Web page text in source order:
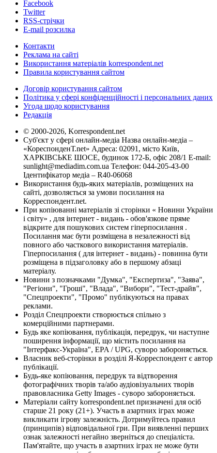
Facebook
Twitter
RSS-стрічки
E-mail розсилка
Контакти
Реклама на сайті
Використання матеріалів korrespondent.net
Правила користування сайтом
Договір користування сайтом
Політика у сфері конфіденційності і персональних даних
Угода щодо користування
Редакція
© 2000-2026, Korrespondent.net
Суб'єкт у сфері онлайн-медіа Назва онлайн-медіа –
«КореспонденТ.net» Адреса: 02091, місто Київ,
ХАРКІВСЬКЕ ШОСЕ, будинок 172-Б, офіс 208/1 E-mail:
sunlight@mediadim.com.ua Телефон: 044-205-43-00
Ідентифікатор медіа – R40-06068
Використання будь-яких матеріалів, розміщених на
сайті, дозволяється за умови посилання на
Корреспондент.net.
При копіюванні матеріалів зі сторінки « Новини України
і світу» , для інтернет - видань - обов'язкове пряме
відкрите для пошукових систем гіперпосилання .
Посилання має бути розміщена в незалежності від
повного або часткового використання матеріалів.
Гіперпосилання ( для інтернет - видань) - повинна бути
розміщена в підзаголовку або в першому абзаці
матеріалу.
Новини з позначками "Думка", "Експертиза", "Заява",
"Регіони", "Гроші", "Влада", "Вибори", "Тест-драйв",
"Спецпроекти", "Промо" публікуються на правах
реклами.
Розділ Спецпроекти створюється спільно з
комерційними партнерами.
Будь яке копіювання, публікація, передрук, чи наступне
поширення інформації, що містить посилання на
"Інтерфакс-Україна", EPA / UPG, суворо забороняється.
Власник веб-сторінки в розділі Я-Корреспондент є автор
публікації.
Будь-яке копіювання, передрук та відтворення
фотографічних творів та/або аудіовізуальних творів
правовласника Getty Images - суворо забороняється.
Матеріали сайту korrespondent.net призначені для осіб
старше 21 року (21+). Участь в азартних іграх може
викликати ігрову залежність. Дотримуйтесь правил
(принципів) відповідальної гри. При виявленні перших
ознак залежності негайно зверніться до спеціаліста.
Пам'ятайте, що участь в азартних іграх не може бути